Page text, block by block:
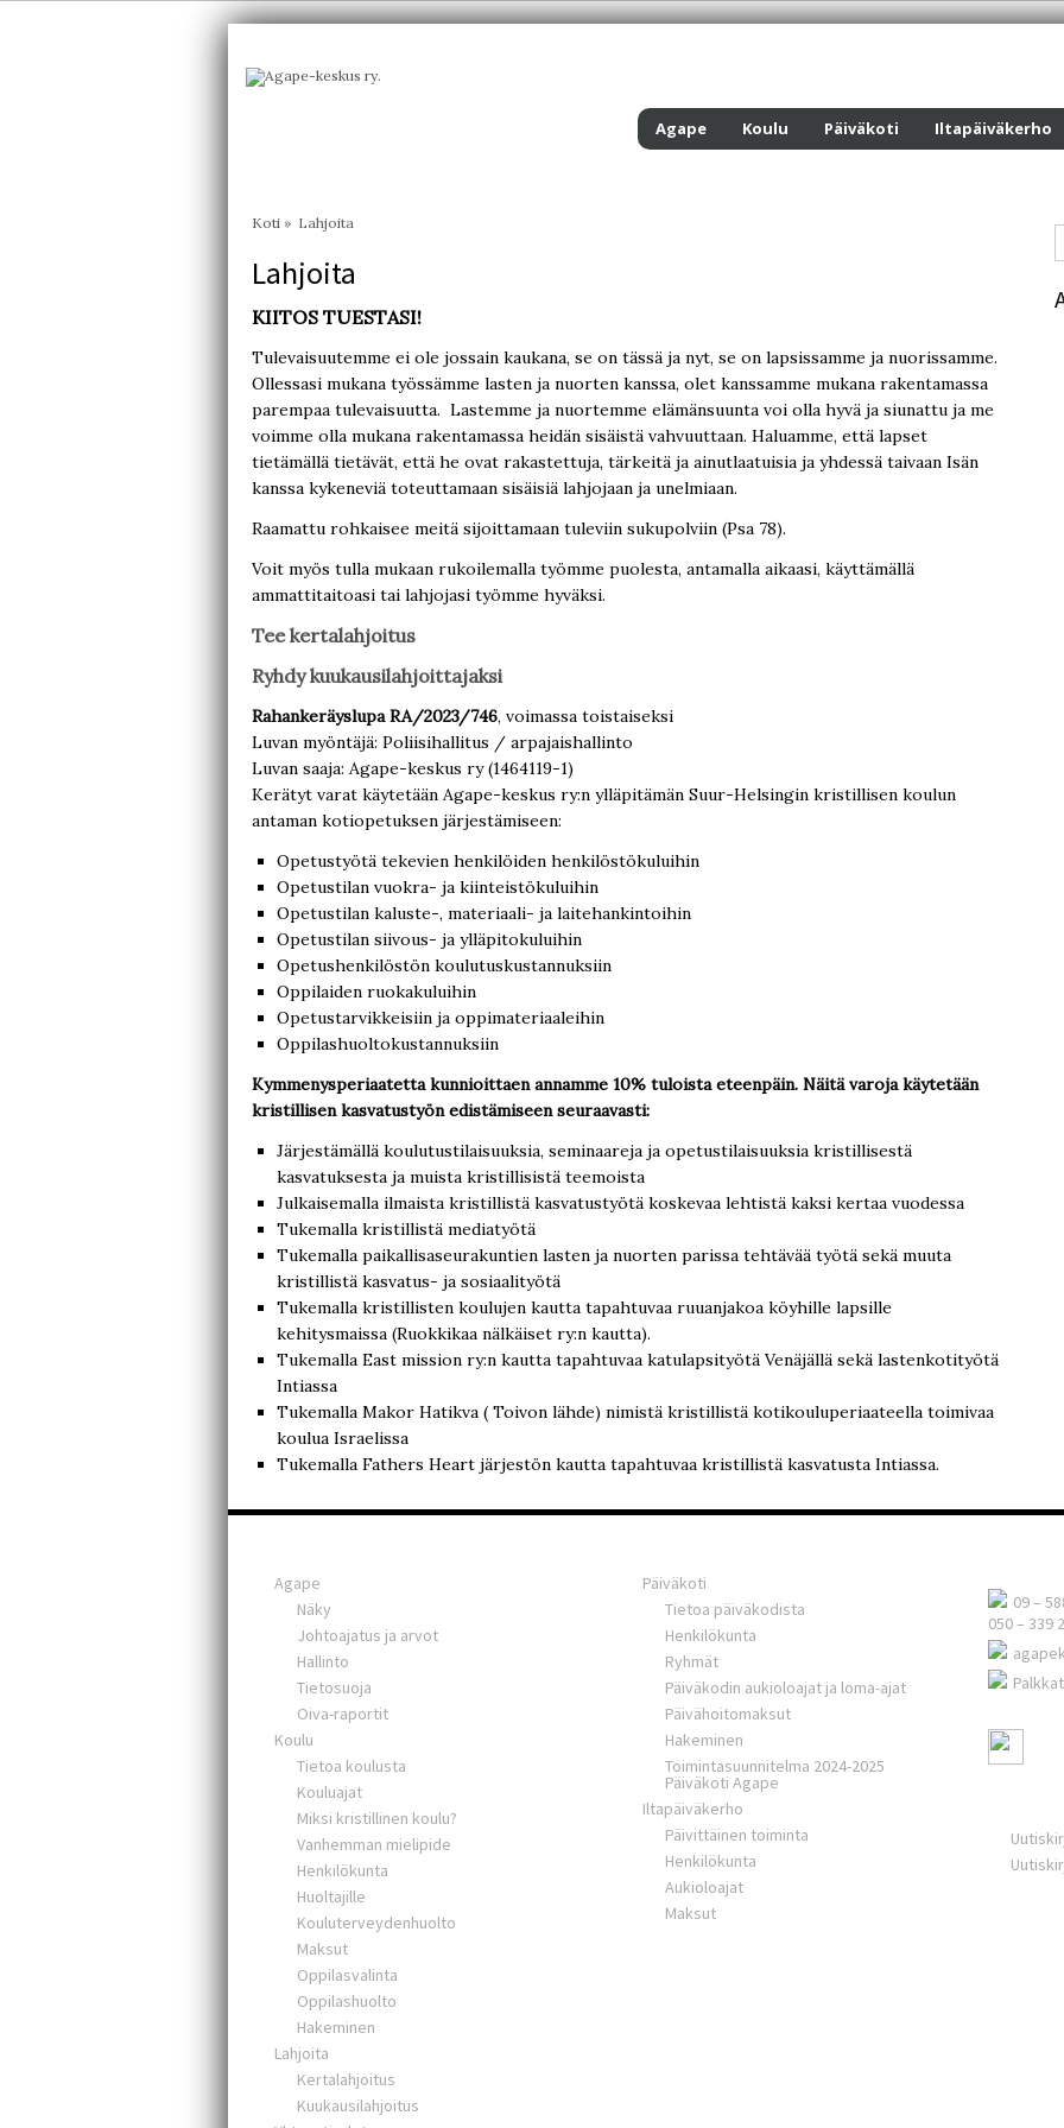
Agape Koulu Päiväkoti Iltapäiväkerho
Koti » Lahjoita
Lahjoita
KIITOS TUESTASI!
Tulevaisuutemme ei ole jossain kaukana, se on tässä ja nyt, se on lapsissamme ja nuorissamme.
Ollessasi mukana työssämme lasten ja nuorten kanssa, olet kanssamme mukana rakentamassa
parempaa tulevaisuutta. Lastemme ja nuortemme elämänsuunta voi olla hyvä ja siunattu ja me
voimme olla mukana rakentamassa heidän sisäistä vahvuuttaan. Haluamme, että lapset
tietämällä tietävät, että he ovat rakastettuja, tärkeitä ja ainutlaatuisia ja yhdessä taivaan Isän
kanssa kykeneviä toteuttamaan sisäisiä lahjojaan ja unelmiaan.
Raamattu rohkaisee meitä sijoittamaan tuleviin sukupolviin (Psa 78).
Voit myös tulla mukaan rukoilemalla työmme puolesta, antamalla aikaasi, käyttämällä
ammattitaitoasi tai lahjojasi työmme hyväksi.
Tee kertalahjoitus
Ryhdy kuukausilahjoittajaksi
Rahankeräyslupa RA/2023/746, voimassa toistaiseksi
Luvan myöntäjä: Poliisihallitus / arpajaishallinto
Luvan saaja: Agape-keskus ry (1464119-1)
Kerätyt varat käytetään Agape-keskus ry:n ylläpitämän Suur-Helsingin kristillisen koulun
antaman kotiopetuksen järjestämiseen:
Opetustyötä tekevien henkilöiden henkilöstökuluihin
Opetustilan vuokra- ja kiinteistökuluihin
Opetustilan kaluste-, materiaali- ja laitehankintoihin
Opetustilan siivous- ja ylläpitokuluihin
Opetushenkilöstön koulutuskustannuksiin
Oppilaiden ruokakuluihin
Opetustarvikkeisiin ja oppimateriaaleihin
Oppilashuoltokustannuksiin
Kymmenysperiaatetta kunnioittaen annamme 10% tuloista eteenpäin. Näitä varoja käytetään
kristillisen kasvatustyön edistämiseen seuraavasti:
Järjestämällä koulutustilaisuuksia, seminaareja ja opetustilaisuuksia kristillisestä
kasvatuksesta ja muista kristillisistä teemoista
Julkaisemalla ilmaista kristillistä kasvatustyötä koskevaa lehtistä kaksi kertaa vuodessa
Tukemalla kristillistä mediatyötä
Tukemalla paikallisaseurakuntien lasten ja nuorten parissa tehtävää työtä sekä muuta
kristillistä kasvatus- ja sosiaalityötä
Tukemalla kristillisten koulujen kautta tapahtuvaa ruuanjakoa köyhille lapsille
kehitysmaissa (Ruokkikaa nälkäiset ry:n kautta).
Tukemalla East mission ry:n kautta tapahtuvaa katulapsityötä Venäjällä sekä lastenkotityötä
Intiassa
Tukemalla Makor Hatikva ( Toivon lähde) nimistä kristillistä kotikouluperiaateella toimivaa
koulua Israelissa
Tukemalla Fathers Heart järjestön kautta tapahtuvaa kristillistä kasvatusta Intiassa.
Agape
Näky
Johtoajatus ja arvot
Hallinto
Tietosuoja
Oiva-raportit
Koulu
Tietoa koulusta
Kouluajat
Miksi kristillinen koulu?
Vanhemman mielipide
Henkilökunta
Huoltajille
Kouluterveydenhuolto
Maksut
Oppilasvalinta
Oppilashuolto
Hakeminen
Lahjoita
Kertalahjoitus
Kuukausilahjoitus
Päiväkoti
Tietoa päiväkodista
Henkilökunta
Ryhmät
Päiväkodin aukioloajat ja loma-ajat
Päivähoitomaksut
Hakeminen
Toimintasuunnitelma 2024-2025
Päiväkoti Agape
Iltapäiväkerho
Päivittäinen toiminta
Henkilökunta
Aukioloajat
Maksut
09 –
050 – 339